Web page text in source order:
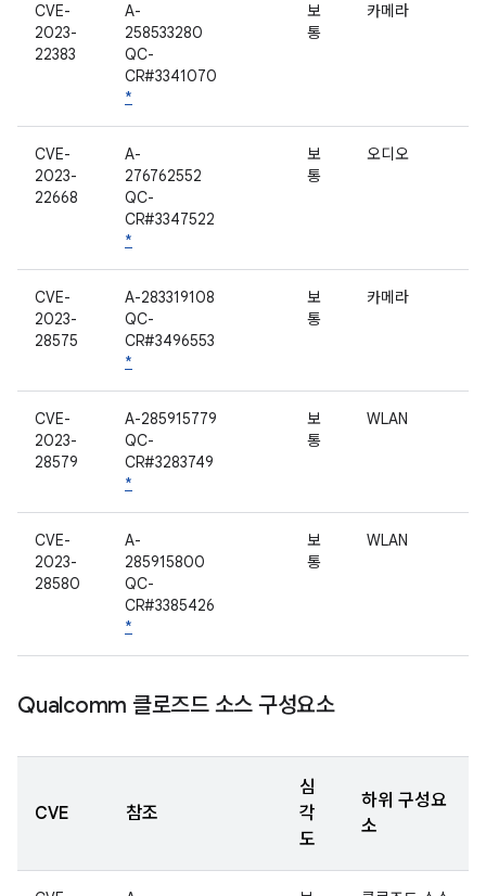
CVE-
2023-
22383
A-
258533280
QC-
CR#3341070
*
보
통
카메라
CVE-
2023-
22668
A-
276762552
QC-
CR#3347522
*
보
통
오디오
CVE-
2023-
28575
A-283319108
QC-
CR#3496553
*
보
통
카메라
CVE-
2023-
28579
A-285915779
QC-
CR#3283749
*
보
통
WLAN
CVE-
2023-
28580
A-
285915800
QC-
CR#3385426
*
보
통
WLAN
Qualcomm 클로즈드 소스 구성요소
CVE 참조
심
각
도
하위 구성요
소